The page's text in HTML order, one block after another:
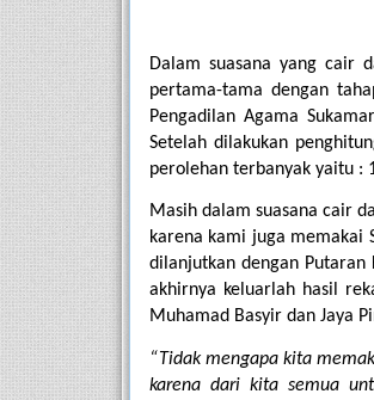
Dalam suasana yang cair
pertama-tama dengan
Pengadilan Agama
Setelah dilakukan
perolehan terbanyak yaitu :
Masih dalam suasana cair
karena kami juga memakai
dilanjutkan dengan
akhirnya keluarlah hasil
Muhamad Basyir dan Jaya
“Tidak mengapa kita
karena dari kita semua